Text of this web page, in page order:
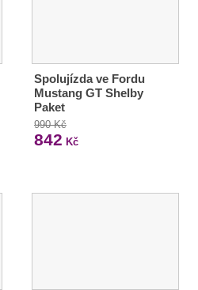
Spolujízda ve Fordu
Mustang GT Shelby
Paket
990 Kč
842 Kč